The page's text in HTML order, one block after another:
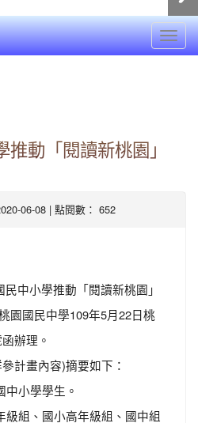
推動「閱讀新桃園」
06-08 | 點閱數： 652
中小學推動「閱讀新桃園」
園國民中學109年5月22日桃
辦理。
計畫內容)摘要如下：
小學學生。
級組、國小高年級組、國中組